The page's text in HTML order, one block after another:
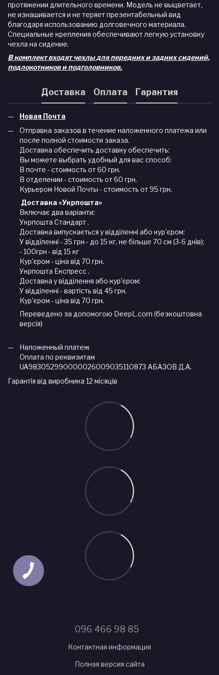
протяжении длительного времени. Модель не выцветает,
не изнашивается и не теряет презентабельный вид
благодаря использованию долговечного материала.
Специальные крепления обеспечивают легкую установку
чехла на сидение.
В комплект входят чехлы для передних и задних сидений,
подлокотников и подголовников.
Доставка Оплата Гарантия
Новая Почта
Отправка заказов в течение наложенного платежа или
после полной стоимости заказа.
Доставка обеспечить доставку обеспечить:
Вы можете выбрать удобный для вас способ:
В почте - стоимость от 60 грн.
В отделении - стоимость от 60 грн.
Курьером Новой Почты - стоимость от 95 грн.
Доставка «Укрпошта»
Включає два варіанти:
Укрпошта Стандарт .
Доставка випускається у відділенні або кур'єром:
У відділенні - 35 грн - до 15 кг, не більше 70 см (3-6 днів);
- 100грн - від 15 кг
Кур'єром - ціна від 70 грн.
Укрпошта Експресс .
Доставка у відділення або кур'єром:
У відділенні - вартість від 45 грн.
Кур'єром - ціна від 70 грн.
Переведено за допомогою DeepL.com (безкоштовна
версія)
Наложенный платеж
Оплата по реквизитам
UA983052990000026009035110873 АБАЗОВ Д.А.
Гарантія від виробника 12 місяців
096 466 98 85
Контактная информация
Полная версия сайта